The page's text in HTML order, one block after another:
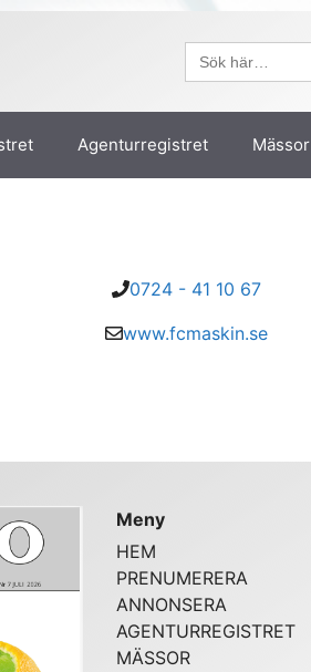
Sök
efter:
Agenturregistret Mässor
0724 - 41 10 67
www.fcmaskin.se
Meny
HEM
PRENUMERERA
ANNONSERA
AGENTURREGISTRET
MÄSSOR